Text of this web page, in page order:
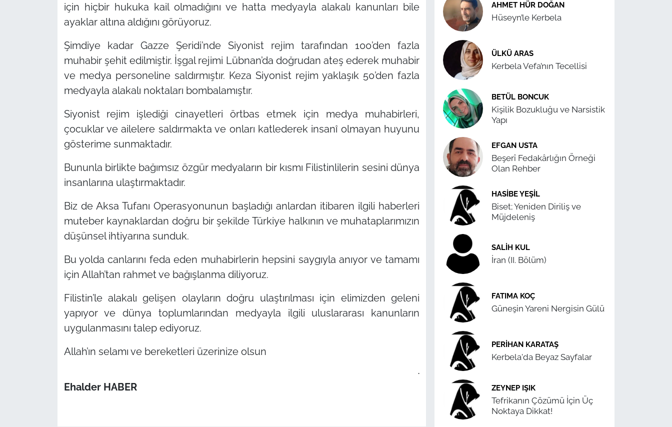
için hiçbir hukuka kail olmadığını ve hatta medyayla alakalı kanunları bile
ayaklar altına aldığını görüyoruz.
Şimdiye kadar Gazze Şeridi’nde Siyonist rejim tarafından 100’den fazla
muhabir şehit edilmiştir. İşgal rejimi Lübnan’da doğrudan ateş ederek muhabir
ve medya personeline saldırmıştır. Keza Siyonist rejim yaklaşık 50’den fazla
medyayla alakalı noktaları bombalamıştır.
Siyonist rejim işlediği cinayetleri örtbas etmek için medya muhabirleri,
çocuklar ve ailelere saldırmakta ve onları katlederek insanî olmayan huyunu
gösterime sunmaktadır.
Bununla birlikte bağımsız özgür medyaların bir kısmı Filistinlilerin sesini dünya
insanlarına ulaştırmaktadır.
Biz de Aksa Tufanı Operasyonunun başladığı anlardan itibaren ilgili haberleri
muteber kaynaklardan doğru bir şekilde Türkiye halkının ve muhataplarımızın
düşünsel ihtiyarına sunduk.
Bu yolda canlarını feda eden muhabirlerin hepsini saygıyla anıyor ve tamamı
için Allah’tan rahmet ve bağışlanma diliyoruz.
Filistin’le alakalı gelişen olayların doğru ulaştırılması için elimizden geleni
yapıyor ve dünya toplumlarından medyayla ilgili uluslararası kanunların
uygulanmasını talep ediyoruz.
Allah’ın selamı ve bereketleri üzerinize olsun
.
Ehalder HABER
AHMET HÜR DOĞAN
Hüseyn’le Kerbela
ÜLKÜ ARAS
Kerbela Vefa’nın Tecellisi
BETÜL BONCUK
Kişilik Bozukluğu ve Narsistik
Yapı
EFGAN USTA
Beşerî Fedakârlığın Örneği
Olan Rehber
HASIBE YEŞIL
Biset; Yeniden Diriliş ve
Müjdeleniş
SALIH KUL
İran (II. Bölüm)
FATIMA KOÇ
Güneşin Yareni Nergisin Gülü
PERIHAN KARATAŞ
Kerbela'da Beyaz Sayfalar
ZEYNEP IŞIK
Tefrikanın Çözümü İçin Üç
Noktaya Dikkat!